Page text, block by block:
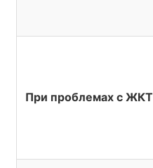
При проблемах с ЖКТ